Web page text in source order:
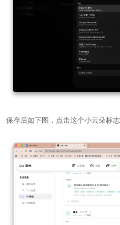
保存后如下图，点击这个小云朵标